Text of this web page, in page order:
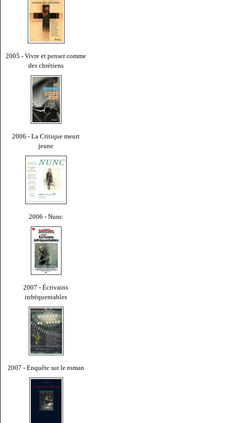
2005 - Vivre et penser comme
des chrétiens
2006 - La Critique meurt
jeune
2006 - Nunc
2007 - Écrivains
infréquentables
2007 - Enquête sur le roman